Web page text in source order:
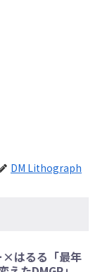
DM Lithograph
はるる「最年